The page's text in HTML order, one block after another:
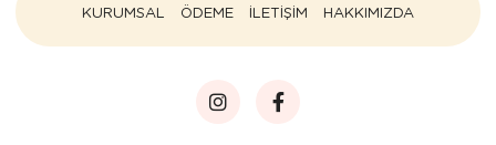
KURUMSAL ÖDEME İLETİŞİM HAKKIMIZDA